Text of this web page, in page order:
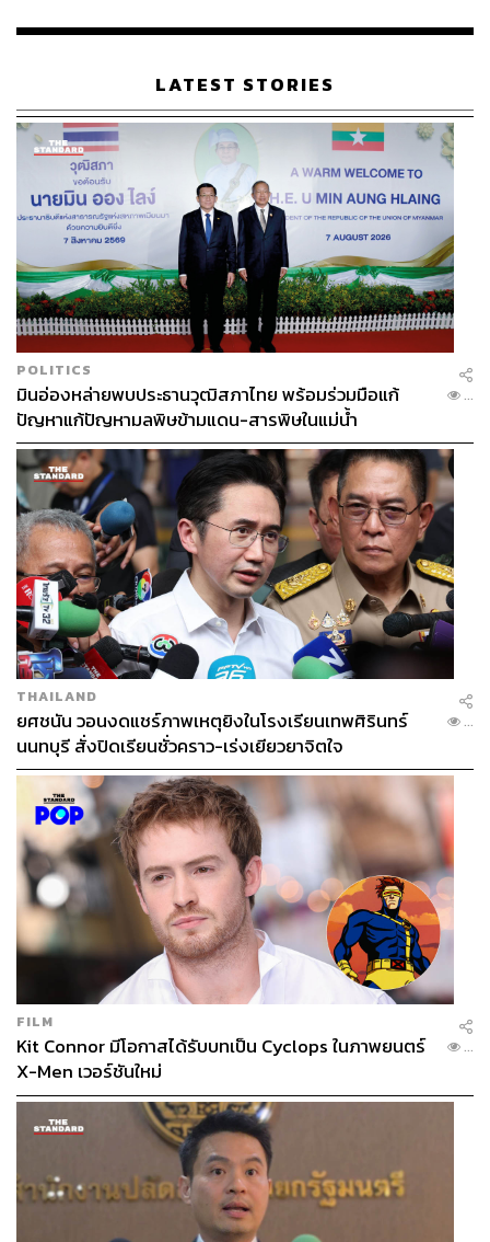
โดยที่ยังไม่มีใครรู้ว่าใน 2-3 ปีข้างหน้าหากเกิดภาวะ
การออกแถลงการณ์ที่เหมือนเป็นการแปะป้าย ‘ขาย’ โดยไม่
เขียนคำว่า ‘ขาย’ ในนั้นยังเป็นการสงวนท่าทีด้วย เผื่อหาก
ไม่มีข้อเสนอที่น่าสนใจ การจะเก็บลิเวอร์พูลไว้ต่อไปไม่ใช่
ปัญหา
ที่สำคัญคือ ‘กระแสตอบรับ’ จากแฟนลิเวอร์พูลหลังข่าวออก
มานั้นน่าสนใจเป็นอย่างยิ่ง เพราะดูเหมือนแฟนฟุตบอล
จำนวนไม่น้อยที่ ‘ยินดี’ กับข่าวนี้ เพราะเชื่อว่าสโมสรต้องการ
เจ้าของที่พร้อมทุ่มทุนไปกับการสร้างทีม เพื่อไล่ล่าความ
สำเร็จแข่งขันกับคู่แข่ง มากกว่าเจ้าของที่เลือกวิธีการลงทุน
อย่างฉลาดและบริหารเพื่อความยั่งยืน
บางทีอาจจะถึงเวลาที่เหมาะสมสำหรับทุกฝ่ายที่จะเดินหน้า
ต่อ เพียงแต่หนทางยังอีกยาวไกลและยังไม่มีความชัดเจนใดๆ
ในเวลานี้
ความชัดเจนเดียวคือถ้อยคำในแถลงการณ์ของ FSG ที่แตก
ต่างจากในปี 2018 ที่เคยบอกชัดเจนว่า “สโมสรแห่งนี้ไม่ได้มี
ไว้ขาย”
เป็นการเชื้อเชิญโดยอ้อมๆ ว่าใครคิดว่าอยากได้แล้วเงิน
ถึงรบกวนเชิญติดต่อเข้ามา
อ้างอิง:
https://www.forbes.com/sites/dereksaul/2022/11/07/li
verpool-fcs-american-owners-open-to-sale-of-premie
r-league-club/?utm_campaign=forbes&utm_source=t
witter&utm_medium=social&utm_term=Gordie
https://www.theguardian.com/football/2022/nov/07/fs
gs-steady-successful-stewardship-has-brought-liverp
ool-a-long-way?CMP=Share_iOSApp_Other&utm_s
ource=pocket_saves
https://www.bostonglobe.com/2022/11/07/sports/fen
way-sports-group-liverpool/?s_campaign=bostonglo
besports:socialflow:twitter
https://www.theguardian.com/football/2021/mar/31/liv
erpool-boost-as-owners-confirm-735m-redbird-deal-f
or-stake-in-fsg
https://www.theguardian.com/football/2022/nov/07/liv
erpool-owners-test-water-on-value-for-a-crown-jewel-
football-brand?CMP=Share_iOSApp_Other&utm_so
urce=pocket_saves
เรือนไทยที่ถูกซุกไว้
LATEST STORIES
POLITICS
มินอ่องหล่ายพบประธานวุฒิสภาไทย พร้อมร่วมมือแก้
ปัญหาแก้ปัญหามลพิษข้ามแดน-สารพิษในแม่น้ำ
...
THAILAND
ยศชนัน วอนงดแชร์ภาพเหตุยิงในโรงเรียนเทพศิรินทร์
นนทบุรี สั่งปิดเรียนชั่วคราว-เร่งเยียวยาจิตใจ
...
FILM
Kit Connor มีโอกาสได้รับบทเป็น Cyclops ในภาพยนตร์
X-Men เวอร์ชันใหม่
...